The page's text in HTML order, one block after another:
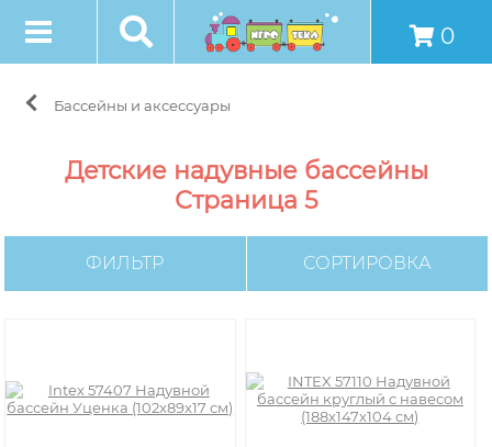
0
Бассейны и аксессуары
Детские надувные бассейны
Страница 5
ФИЛЬТР СОРТИРОВКА